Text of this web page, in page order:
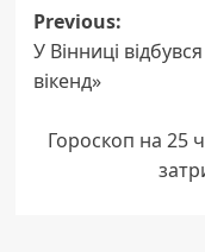
Post
Previous:
У Вінниці
вікенд»
Гороскоп на 25